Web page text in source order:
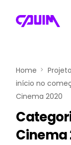
Home
início no
Cinema 2020
Cinema